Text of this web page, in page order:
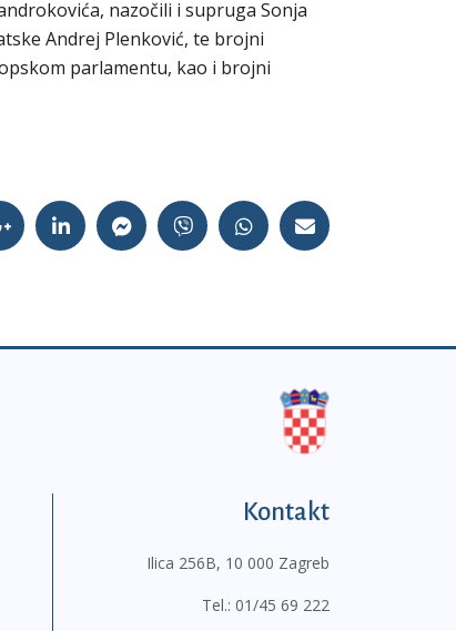
nazočili i supruga Sonja
Andrej Plenković, te brojni
parlamentu, kao i brojni
Kontakt
Ilica 256B, 10 000 Zagreb
Tel.: 01/45 69 222